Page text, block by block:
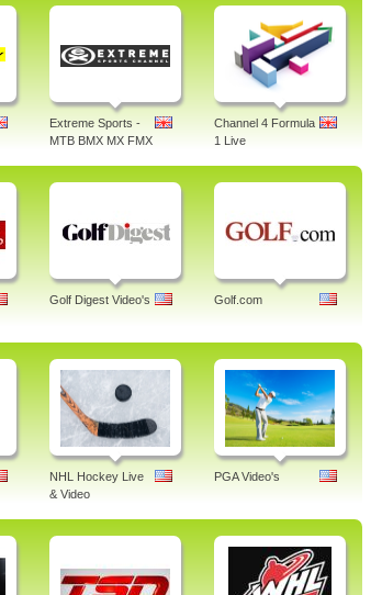
Extreme Sports -
MTB BMX MX FMX
Channel 4 Formula
1 Live
Golf Digest Video's Golf.com
NHL Hockey Live
& Video
PGA Video's